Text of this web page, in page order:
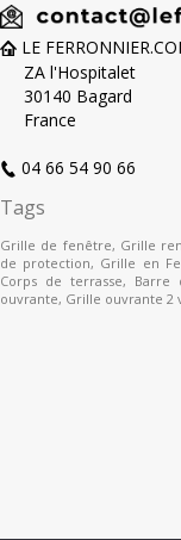
LE
ZA l'Hospitalet
30140 Bagard
France
04 66 54 90 66
Tags
Grille de fenêtre, Grille
de protection, Grille en
Corps de terrasse, Barre
ouvrante, Grille ouvrante 2